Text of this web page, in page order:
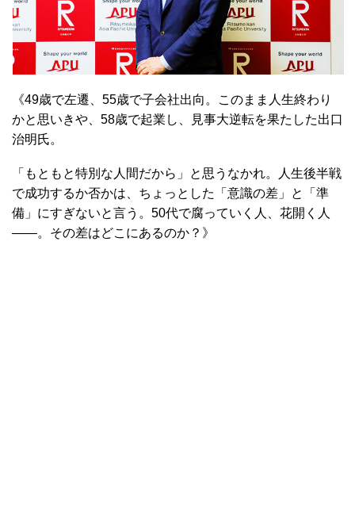
《49歳で左遷、55歳で子会社出向。このまま人生終わり
かと思いきや、58歳で起業し、見事大逆転を果たした出口
治明氏。
「もともと特別な人間だから」と思うなかれ。人生後半戦
で成功するか否かは、ちょっとした「意識の差」と「準
備」にすぎないと言う。50代で腐っていく人、花開く人
――。その差はどこにあるのか？》